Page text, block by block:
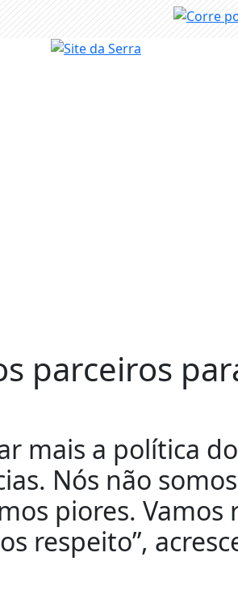
parceiros
mais a política
Nós não
piores. Vamos
respeito”,